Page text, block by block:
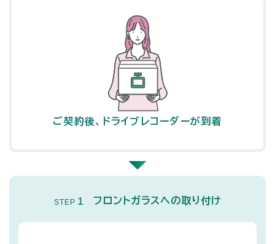
ご契約後、ドライブレコーダーが到着
STEP 1 フロントガラスへの取り付け